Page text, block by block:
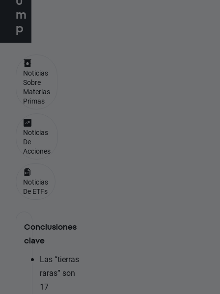
m
p
Conclusiones
clave
Las “tierras
raras” son
17
Noticias
Sobre
Materias
Primas
Noticias
De
Acciones
Noticias
De ETFs